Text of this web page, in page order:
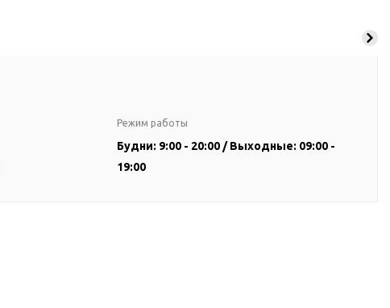
Режим работы
Будни: 9:00 - 20:00 / Выходные: 09:00 -
19:00